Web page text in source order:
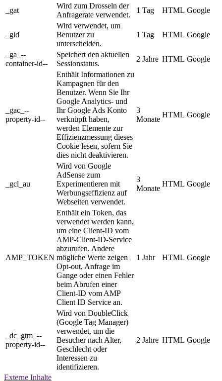
_gat
Wird zum Drosseln der
Anfragerate verwendet.
1 Tag HTML Google
_gid
Wird verwendet, um
Benutzer zu
unterscheiden.
1 Tag HTML Google
_ga_--
container-id--
Speichert den aktuellen
Sessionstatus.
2 Jahre HTML Google
_gac_--
property-id--
Enthält Informationen zu
Kampagnen für den
Benutzer. Wenn Sie Ihr
Google Analytics- und
Ihr Google Ads Konto
verknüpft haben,
werden Elemente zur
Effizienzmessung dieses
Cookie lesen, sofern Sie
dies nicht deaktivieren.
3
Monate
HTML Google
_gcl_au
Wird von Google
AdSense zum
Experimentieren mit
Werbungseffizienz auf
Webseiten verwendet.
3
Monate
HTML Google
AMP_TOKEN
Enthält ein Token, das
verwendet werden kann,
um eine Client-ID vom
AMP-Client-ID-Service
abzurufen. Andere
mögliche Werte zeigen
Opt-out, Anfrage im
Gange oder einen Fehler
beim Abrufen einer
Client-ID vom AMP
Client ID Service an.
1 Jahr HTML Google
_dc_gtm_--
property-id--
Wird von DoubleClick
(Google Tag Manager)
verwendet, um die
Besucher nach Alter,
Geschlecht oder
Interessen zu
identifizieren.
2 Jahre HTML Google
Externe Inhalte